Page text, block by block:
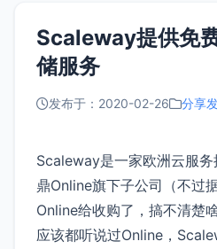
Scaleway提供免
储服务
发布于：2020-02-26 分享
Scaleway是一家欧洲云服
鼎Online旗下子公司（不过
Online给收购了，搞不清楚
应该都听说过Online，